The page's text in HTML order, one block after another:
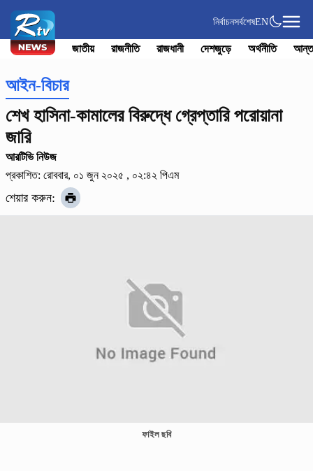
নির্বাচনসর্বশেষEN
জাতীয় রাজনীতি রাজধানী দেশজুড়ে অর্থনীতি
আইন-বিচার
শেখ হাসিনা-কামালের বিরুদ্ধে গ্রেপ্তারি পরোয়ানা
জারি
আরটিভি নিউজ
প্রকাশিত: রোববার, ০১ জুন ২০২৫ , ০২:৪২ পিএম
শেয়ার করুন:
ফাইল ছবি